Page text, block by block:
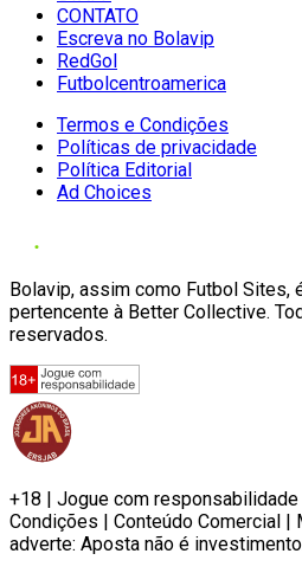
CONTATO
Escreva no Bolavip
RedGol
Futbolcentroamerica
Termos e Condições
Políticas de privacidade
Política Editorial
Ad Choices
Bolavip, assim como Futbol Sites,
pertencente à Better Collective.
reservados.
+18 | Jogue com
Condições | Conteúdo Comercial |
adverte: Aposta não é